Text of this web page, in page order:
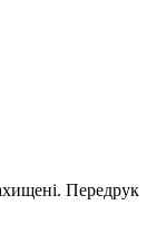
Передрук